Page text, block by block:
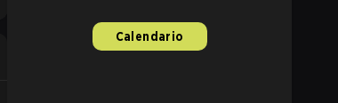
Calendario